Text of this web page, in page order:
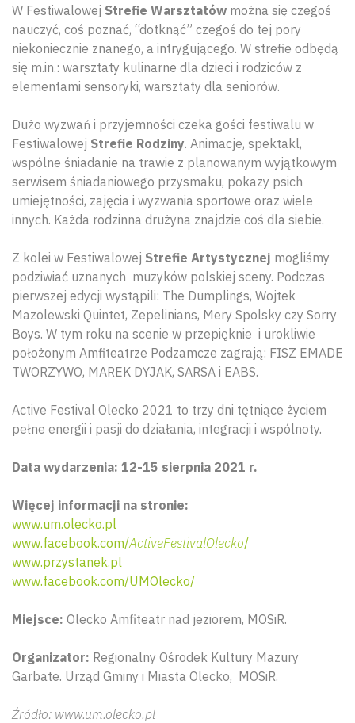
W Festiwalowej Strefie Warsztatów można się czegoś
nauczyć, coś poznać, “dotknąć” czegoś do tej pory
niekoniecznie znanego, a intrygującego. W strefie odbędą
się m.in.: warsztaty kulinarne dla dzieci i rodziców z
elementami sensoryki, warsztaty dla seniorów.
Dużo wyzwań i przyjemności czeka gości festiwalu w
Festiwalowej Strefie Rodziny. Animacje, spektakl,
wspólne śniadanie na trawie z planowanym wyjątkowym
serwisem śniadaniowego przysmaku, pokazy psich
umiejętności, zajęcia i wyzwania sportowe oraz wiele
innych. Każda rodzinna drużyna znajdzie coś dla siebie.
Z kolei w Festiwalowej Strefie Artystycznej mogliśmy
podziwiać uznanych muzyków polskiej sceny. Podczas
pierwszej edycji wystąpili: The Dumplings, Wojtek
Mazolewski Quintet, Zepelinians, Mery Spolsky czy Sorry
Boys. W tym roku na scenie w przepięknie i urokliwie
położonym Amfiteatrze Podzamcze zagrają: FISZ EMADE
TWORZYWO, MAREK DYJAK, SARSA i EABS.
Active Festival Olecko 2021 to trzy dni tętniące życiem
pełne energii i pasji do działania, integracji i wspólnoty.
Data wydarzenia: 12-15 sierpnia 2021 r.
Więcej informacji na stronie:
www.um.olecko.pl
www.facebook.com/ActiveFestivalOlecko/
www.przystanek.pl
www.facebook.com/UMOlecko/
Miejsce: Olecko Amfiteatr nad jeziorem, MOSiR.
Organizator: Regionalny Ośrodek Kultury Mazury
Garbate. Urząd Gminy i Miasta Olecko, MOSiR.
Źródło: www.um.olecko.pl